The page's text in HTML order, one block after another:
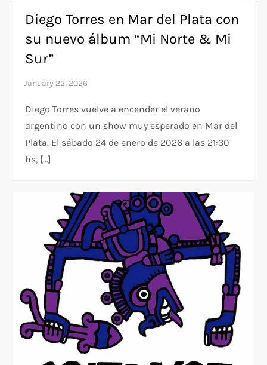
Diego Torres en Mar del Plata con
su nuevo álbum “Mi Norte & Mi
Sur”
Diego Torres vuelve a encender el verano
argentino con un show muy esperado en Mar del
Plata. El sábado 24 de enero de 2026 a las 21:30
hs, […]